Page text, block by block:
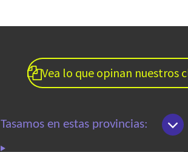
Vea lo que opinan nuestros
Tasamos en estas provincias: